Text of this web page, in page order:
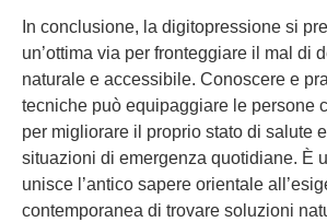
In conclusione, la digitopressione si
un’ottima via per fronteggiare il mal di
naturale e accessibile. Conoscere e
tecniche può equipaggiare le persone
per migliorare il proprio stato di salute
situazioni di emergenza quotidiane. È
unisce l’antico sapere orientale
contemporanea di trovare soluzioni